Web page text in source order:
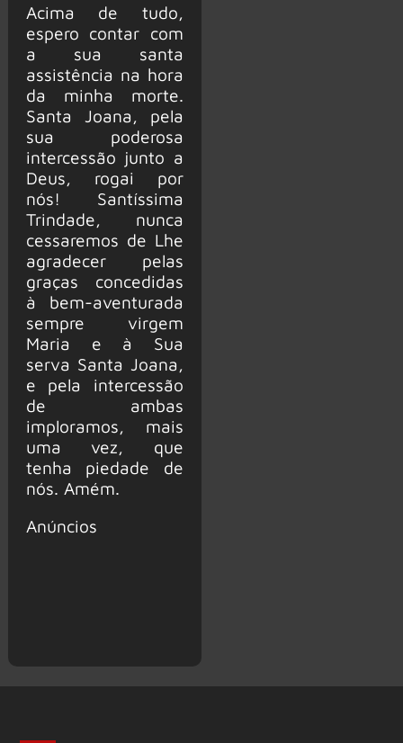
Acima de tudo,
espero contar com
a sua santa
assistência na hora
da minha morte.
Santa Joana, pela
sua poderosa
intercessão junto a
Deus, rogai por
nós! Santíssima
Trindade, nunca
cessaremos de Lhe
agradecer pelas
graças concedidas
à bem-aventurada
sempre virgem
Maria e à Sua
serva Santa Joana,
e pela intercessão
de ambas
imploramos, mais
uma vez, que
tenha piedade de
nós. Amém.
Anúncios